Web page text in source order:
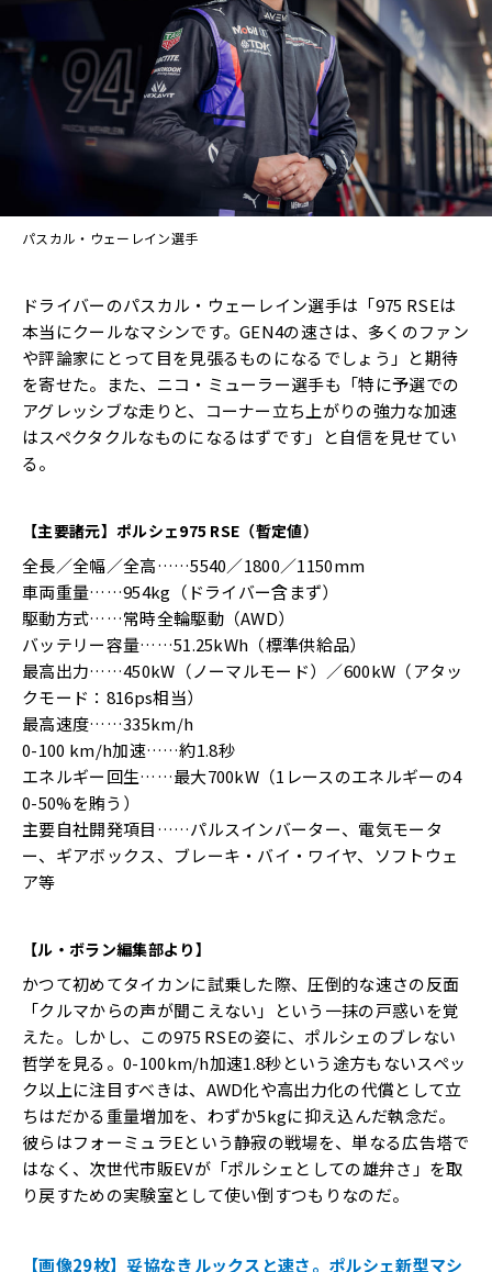
パスカル・ウェーレイン選手
ドライバーのパスカル・ウェーレイン選手は「975 RSEは
本当にクールなマシンです。GEN4の速さは、多くのファン
や評論家にとって目を見張るものになるでしょう」と期待
を寄せた。また、ニコ・ミューラー選手も「特に予選での
アグレッシブな走りと、コーナー立ち上がりの強力な加速
はスペクタクルなものになるはずです」と自信を見せてい
る。
【主要諸元】ポルシェ975 RSE（暫定値）
全長／全幅／全高……5540／1800／1150mm
車両重量……954kg（ドライバー含まず）
駆動方式……常時全輪駆動（AWD）
バッテリー容量……51.25kWh（標準供給品）
最高出力……450kW（ノーマルモード）／600kW（アタッ
クモード：816ps相当）
最高速度……335km/h
0-100 km/h加速……約1.8秒
エネルギー回生……最大700kW（1レースのエネルギーの4
0-50%を賄う）
主要自社開発項目……パルスインバーター、電気モータ
ー、ギアボックス、ブレーキ・バイ・ワイヤ、ソフトウェ
ア等
【ル・ボラン編集部より】
かつて初めてタイカンに試乗した際、圧倒的な速さの反面
「クルマからの声が聞こえない」という一抹の戸惑いを覚
えた。しかし、この975 RSEの姿に、ポルシェのブレない
哲学を見る。0-100km/h加速1.8秒という途方もないスペッ
ク以上に注目すべきは、AWD化や高出力化の代償として立
ちはだかる重量増加を、わずか5kgに抑え込んだ執念だ。
彼らはフォーミュラEという静寂の戦場を、単なる広告塔で
はなく、次世代市販EVが「ポルシェとしての雄弁さ」を取
り戻すための実験室として使い倒すつもりなのだ。
【画像29枚】妥協なきルックスと速さ。ポルシェ新型マシ